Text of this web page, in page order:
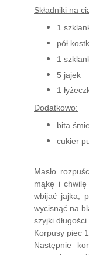
Składniki na
1
pół
1
5 jajek
1
Dodatkowo:
bita
cukier
Masło
mąkę i
wbijać jajka,
wycisnąć na
szyjki
Korpusy piec
Następnie